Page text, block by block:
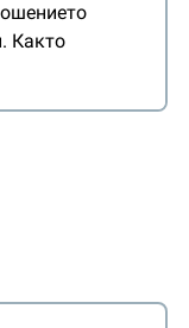
Както
: N е по-високо
: N и по този
на азот в